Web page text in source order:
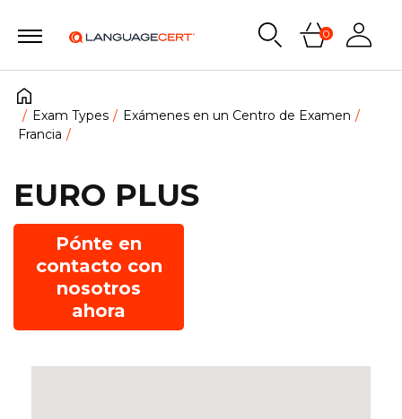
0
Exam Types
Exámenes en un Centro de Examen
Francia
EURO PLUS
Pónte en
contacto con
nosotros
ahora